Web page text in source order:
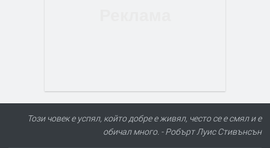
Този човек е успял, който добре е живял, често се е смял и е
обичал много. - Робърт Луис Стивънсън